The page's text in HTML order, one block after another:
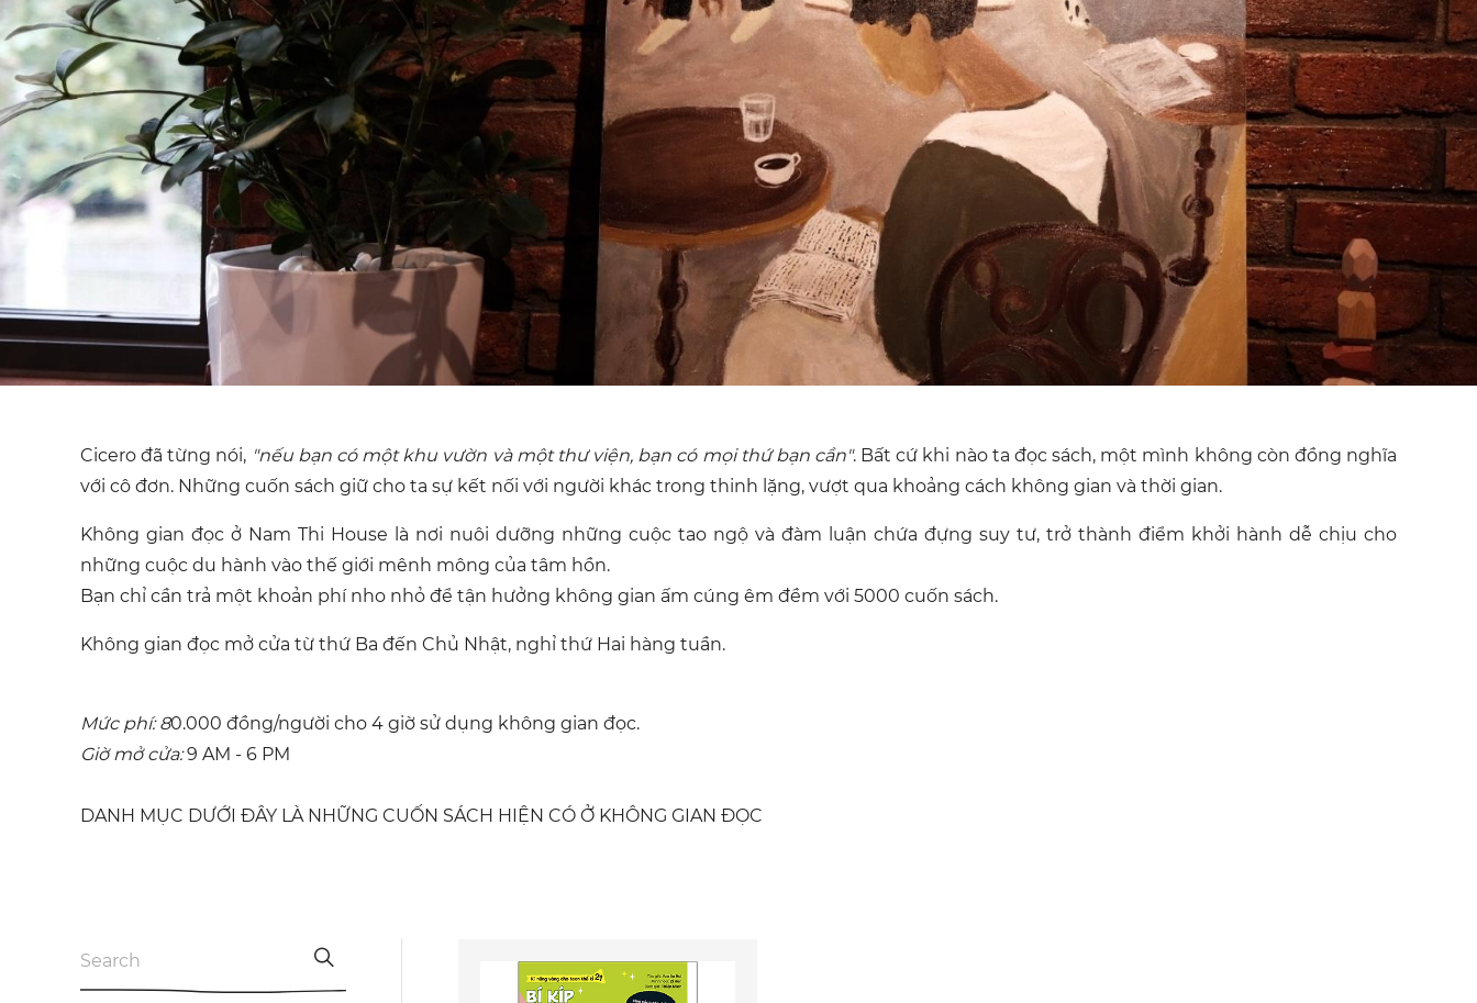
Cicero đã từng nói, "nếu bạn có một khu vườn và một thư viện, bạn có mọi thứ bạn cần". Bất cứ khi nào ta đọc sách, một mình không còn đồng nghĩa
với cô đơn. Những cuốn sách giữ cho ta sự kết nối với người khác trong thinh lặng, vượt qua khoảng cách không gian và thời gian.
Không gian đọc ở Nam Thi House là nơi nuôi dưỡng những cuộc tao ngộ và đàm luận chứa đựng suy tư, trở thành điểm khởi hành dễ chịu cho
những cuộc du hành vào thế giới mênh mông của tâm hồn.
Bạn chỉ cần trả một khoản phí nho nhỏ để tận hưởng không gian ấm cúng êm đềm với 5000 cuốn sách.
Không gian đọc mở cửa từ thứ Ba đến Chủ Nhật, nghỉ thứ Hai hàng tuần.
Mức phí: 80.000 đồng/người cho 4 giờ sử dụng không gian đọc.
Giờ mở cửa:9 AM - 6 PM
DANH MỤC DƯỚI ĐÂY LÀ NHỮNG CUỐN SÁCH HIỆN CÓ Ở KHÔNG GIAN ĐỌC